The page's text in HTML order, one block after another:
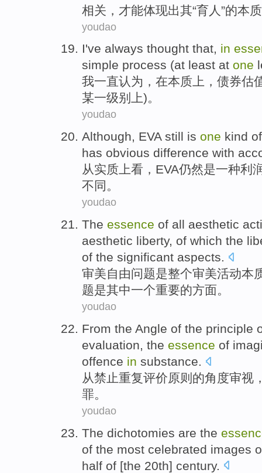
相关 ， 才能体现出其“育人”的本质
youdao
I've always thought that, in
simple process (at least at one
我一直认为 ， 在本质上 ， 债券估
某一级别上)。
youdao
Although, EVA still is one kind of
has obvious difference with
从实质上看 ， EVA仍然是一种利
不同 。
youdao
The essence of all aesthetic
aesthetic liberty, of which the
of the significant aspects.
审美自由问题是整个审美活动本
题是其中一个重要的方面。
youdao
From the Angle of the principle
evaluation, the essence of
offence in substance.
从禁止重复评价原则 的角度审视
罪。
youdao
The dichotomies are the
of the most celebrated images
half of [the 20th] century.